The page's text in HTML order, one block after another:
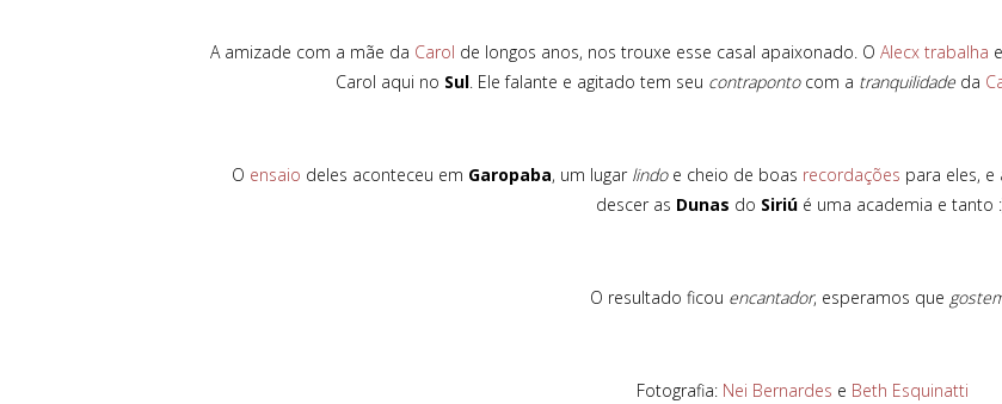
A amizade com a mãe da Carol de longos anos, nos trouxe esse casal apaixonado. O Alecx trabalha
Carol aqui no Sul. Ele falante e agitado tem seu contrapontocom a tranquilidade da
O ensaio deles aconteceu em Garopaba, um lugar lindoe cheio de boas recordações para eles,
descer as Dunas do Siriú é uma academia e tanto
O resultado ficou encantador, esperamos que
Fotografia: Nei Bernardes e Beth Esquinatti